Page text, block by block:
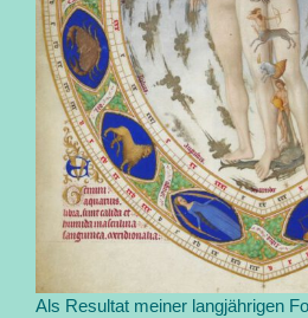
Als Resultat meiner langjährigen